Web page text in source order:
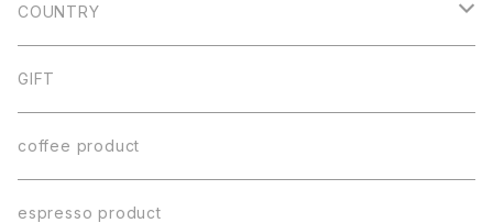
デカフェ
Light Roast
Medium Roast
Dark Roast
COUNTRY
Guatemara
Colombia
Brazil
GIFT
coffee product
espresso product